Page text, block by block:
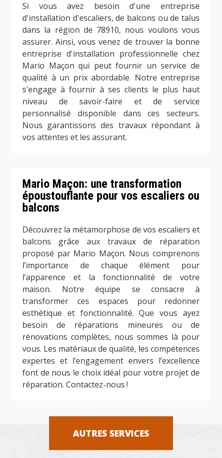
Si vous avez besoin d'une entreprise
d'installation d'escaliers, de balcons ou de talus
dans la région de 78910, nous voulons vous
assurer. Ainsi, vous venez de trouver la bonne
entreprise d'installation professionnelle chez
Mario Maçon qui peut fournir un service de
qualité à un prix abordable. Notre entreprise
s'engage à fournir à ses clients le plus haut
niveau de savoir-faire et de service
personnalisé disponible dans ces secteurs.
Nous garantissons des travaux répondant à
vos attentes et les assurant.
Mario Maçon: une transformation
époustouflante pour vos escaliers ou
balcons
Découvrez la métamorphose de vos escaliers et
balcons grâce aux travaux de réparation
proposé par Mario Maçon. Nous comprenons
l’importance de chaque élément pour
l’apparence et la fonctionnalité de votre
maison. Notre équipe se consacre à
transformer ces espaces pour redonner
esthétique et fonctionnalité. Que vous ayez
besoin de réparations mineures ou de
rénovations complètes, nous sommes là pour
vous. Les matériaux de qualité, les compétences
expertes et l’engagement envers l’excellence
font de nous le choix idéal pour votre projet de
réparation. Contactez-nous !
AUTRES SERVICES